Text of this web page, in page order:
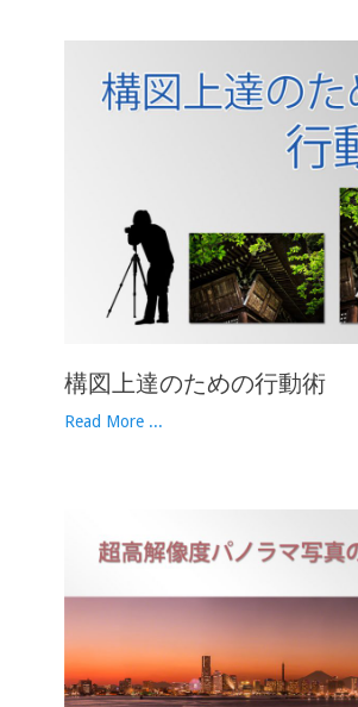
構図上達のための行動術
Read More ...